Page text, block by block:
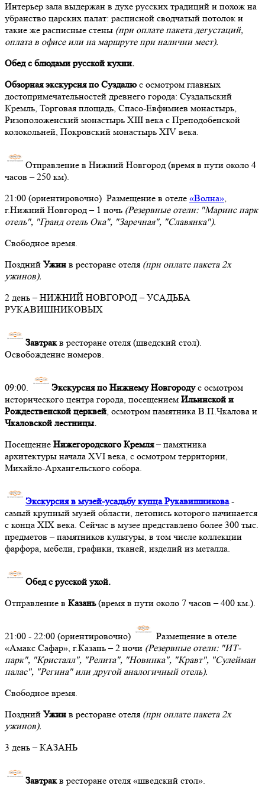
Интерьер зала выдержан в духе русских традиций и похож на
убранство царских палат: расписной сводчатый потолок и
такие же расписные стены (при оплате пакета дегустаций,
оплата в офисе или на маршруте при наличии мест).
Обед с блюдами русской кухни.
Обзорная экскурсия по Суздалю с осмотром главных
достопримечательностей древнего города: Суздальский
Кремль, Торговая площадь, Спасо-Евфимиев монастырь,
Ризоположенский монастырь XIII века с Преподобенской
колокольней, Покровский монастырь XIV века.
Отправление в Нижний Новгород (время в пути около 4
часов – 250 км).
21:00 (ориентировочно) Размещение в отеле «Волна»,
г.Нижний Новгород – 1 ночь (Резервные отели: "Маринс парк
отель", "Гранд отель Ока", "Заречная", "Славянка").
Свободное время.
Поздний Ужин в ресторане отеля (при оплате пакета 2х
ужинов).
2 день – НИЖНИЙ НОВГОРОД – УСАДЬБА
РУКАВИШНИКОВЫХ
Завтракв ресторане отеля (шведский стол).
Освобождение номеров.
09:00. Экскурсия по Нижнему Новгородус осмотром
исторического центра города, посещением Ильинской и
Рождественской церквей, осмотром памятника В.П.Чкалова и
Чкаловской лестницы.
Посещение Нижегородского Кремля– памятника
архитектуры начала XVI века, с осмотром территории,
Михайло-Архангельского собора.
Экскурсия в музей-усадьбу купца Рукавишникова-
самый крупный музей области, летопись которого начинается
с конца XIX века. Сейчас в музее представлено более 300 тыс.
предметов – памятников культуры, в том числе коллекции
фарфора, мебели, графики, тканей, изделий из металла.
Обед с русской ухой.
Отправление в Казань(время в пути около 7 часов – 400 км.).
21:00 - 22:00 (ориентировочно)
Размещение в отеле
«Амакс Сафар», г.Казань – 2 ночи (Резервные отели: "ИТ-
парк", "Кристалл", "Релита", "Новинка", "Кравт", "Сулейман
палас", "Регина" или другой аналогичный отель).
Свободное время.
Поздний Ужин в ресторане отеля (при оплате пакета 2х
ужинов).
3 день – КАЗАНЬ
Завтракв ресторане отеля «шведский стол».